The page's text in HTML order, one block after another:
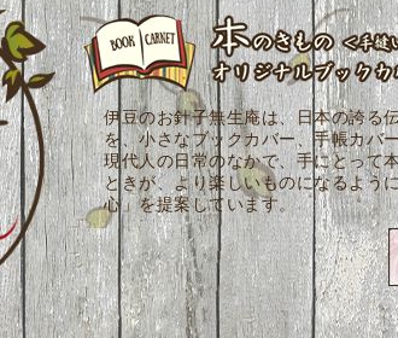
伊豆のお針子無生庵は、日本の誇る
を、小さなブックカバー、手帳カバ
現代人の日常のなかで、手にとって
ときが、より楽しいものになるよう
心」を提案しています。